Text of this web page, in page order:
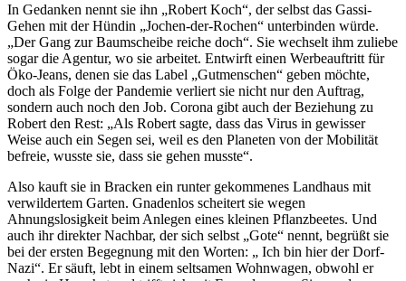
In Gedanken nennt sie ihn „Robert Koch“, der selbst das Gassi-
Gehen mit der Hündin „Jochen-der-Rochen“ unterbinden würde.
„Der Gang zur Baumscheibe reiche doch“. Sie wechselt ihm zuliebe
sogar die Agentur, wo sie arbeitet. Entwirft einen Werbeauftritt für
Öko-Jeans, denen sie das Label „Gutmenschen“ geben möchte,
doch als Folge der Pandemie verliert sie nicht nur den Auftrag,
sondern auch noch den Job. Corona gibt auch der Beziehung zu
Robert den Rest: „Als Robert sagte, dass das Virus in gewisser
Weise auch ein Segen sei, weil es den Planeten von der Mobilität
befreie, wusste sie, dass sie gehen musste“.
Also kauft sie in Bracken ein runter gekommenes Landhaus mit
verwildertem Garten. Gnadenlos scheitert sie wegen
Ahnungslosigkeit beim Anlegen eines kleinen Pflanzbeetes. Und
auch ihr direkter Nachbar, der sich selbst „Gote“ nennt, begrüßt sie
bei der ersten Begegnung mit den Worten: „ Ich bin hier der Dorf-
Nazi“. Er säuft, lebt in einem seltsamen Wohnwagen, obwohl er